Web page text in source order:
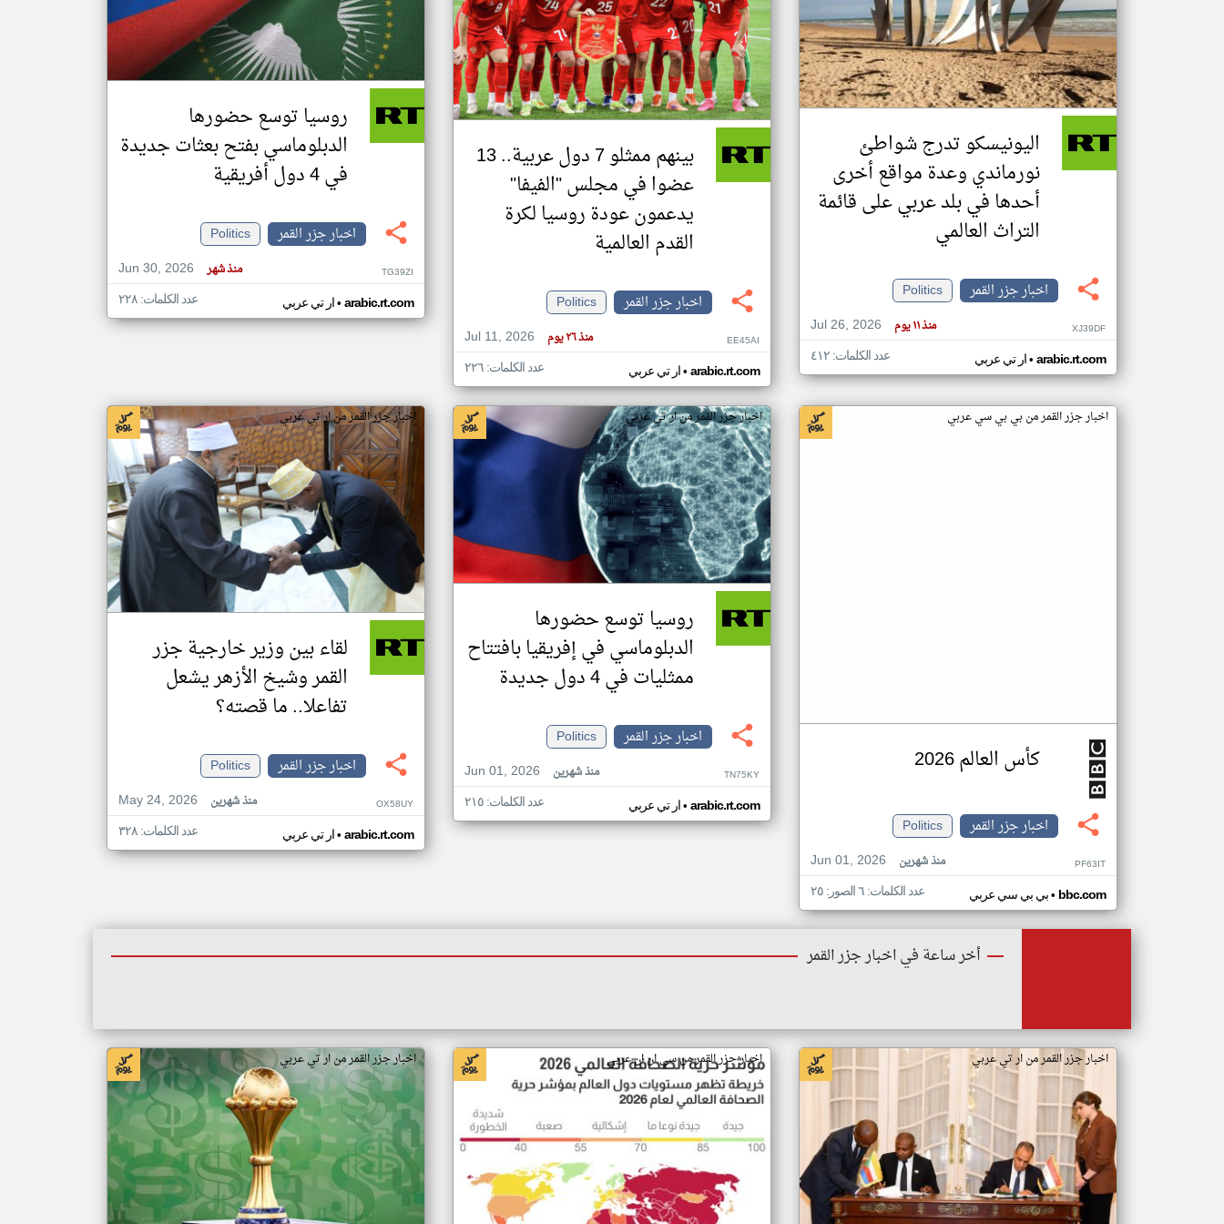
تغيير الدولة
اخبار جزر القمر على مدار الساعة
أهم اخبار جزر القمر العاجلة والمباشرة
اليونيسكو تدرج شواطئ
نورماندي وعدة مواقع أخرى
أحدها في بلد عربي على قائمة
التراث العالمي
اخبار جزر القمر
Politics
Jul 26, 2026
منذ ١١ يوم XJ39DF
ار تي عربي• arabic.rt.com عدد الكلمات: ٤١٢
بينهم ممثلو 7 دول عربية.. 13
عضوا في مجلس "الفيفا"
يدعمون عودة روسيا لكرة
القدم العالمية
اخبار جزر القمر
Politics
Jul 11, 2026
منذ ٢٦ يوم EE45AI
ار تي عربي• arabic.rt.com عدد الكلمات: ٢٢٦
روسيا توسع حضورها
الدبلوماسي بفتح بعثات جديدة
في 4 دول أفريقية
اخبار جزر القمر
Politics
Jun 30, 2026
منذ شهر TG39ZI
ار تي عربي• arabic.rt.com عدد الكلمات: ٢٢٨
اخبار جزر القمر من بي بي سي عربي
كأس العالم 2026
اخبار جزر القمر
Politics
Jun 01, 2026
منذ شهرين PF63IT
بي بي سي عربي• bbc.com عدد الكلمات: ٦ الصور: ٢٥
اخبار جزر القمر من ار تي عربي
روسيا توسع حضورها
الدبلوماسي في إفريقيا بافتتاح
ممثليات في 4 دول جديدة
اخبار جزر القمر
Politics
Jun 01, 2026
منذ شهرين TN75KY
ار تي عربي• arabic.rt.com عدد الكلمات: ٢١٥
اخبار جزر القمر من ار تي عربي
لقاء بين وزير خارجية جزر
القمر وشيخ الأزهر يشعل
تفاعلا.. ما قصته؟
اخبار جزر القمر
Politics
May 24, 2026
منذ شهرين OX58UY
ار تي عربي• arabic.rt.com عدد الكلمات: ٣٢٨
أخر ساعة في اخبار جزر القمر
اخبار جزر القمر من ار تي عربي اخبار جزر القمر من سي ان ان عربي اخبار جزر القمر من ار تي عربي
klyoum.com